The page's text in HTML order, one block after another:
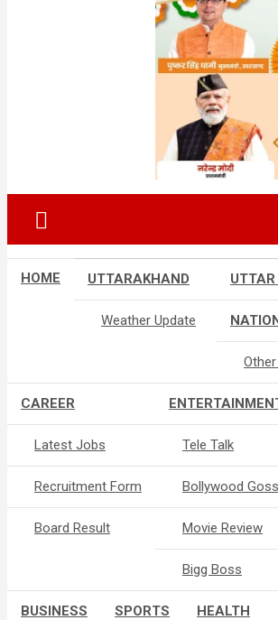
HOME UTTARAKHAND
Weather Update
CAREER
Latest Jobs
Recruitment Form
Board Result
Tele Talk
Bollywood
Movie Review
Bigg Boss
BUSINESS SPORTS HEALTH